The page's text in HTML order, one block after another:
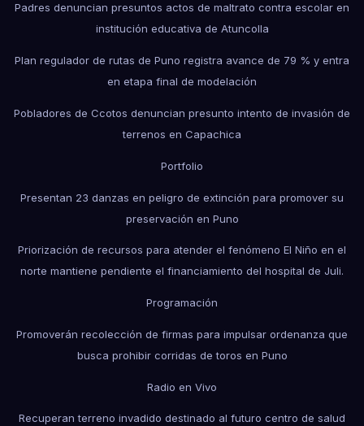
Padres denuncian presuntos actos de maltrato contra escolar en
institución educativa de Atuncolla
Plan regulador de rutas de Puno registra avance de 79 % y entra
en etapa final de modelación
Pobladores de Ccotos denuncian presunto intento de invasión de
terrenos en Capachica
Portfolio
Presentan 23 danzas en peligro de extinción para promover su
preservación en Puno
Priorización de recursos para atender el fenómeno El Niño en el
norte mantiene pendiente el financiamiento del hospital de Juli.
Programación
Promoverán recolección de firmas para impulsar ordenanza que
busca prohibir corridas de toros en Puno
Radio en Vivo
Recuperan terreno invadido destinado al futuro centro de salud